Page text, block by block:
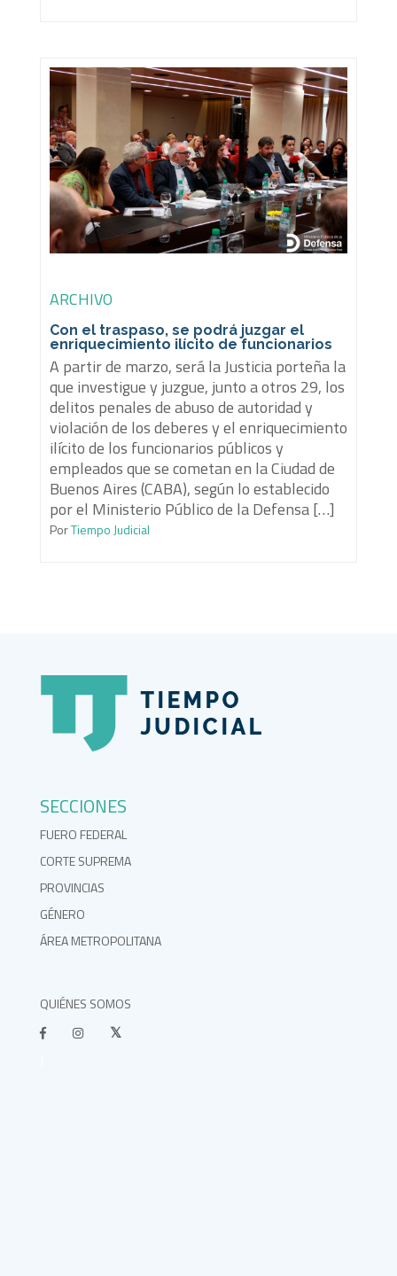
ARCHIVO
Con el traspaso, se podrá juzgar el
enriquecimiento ilícito de funcionarios
A partir de marzo, será la Justicia porteña la
que investigue y juzgue, junto a otros 29, los
delitos penales de abuso de autoridad y
violación de los deberes y el enriquecimiento
ilícito de los funcionarios públicos y
empleados que se cometan en la Ciudad de
Buenos Aires (CABA), según lo establecido
por el Ministerio Público de la Defensa […]
PorTiempo Judicial
SECCIONES
FUERO FEDERAL
CORTE SUPREMA
PROVINCIAS
GÉNERO
ÁREA METROPOLITANA
QUIÉNES SOMOS